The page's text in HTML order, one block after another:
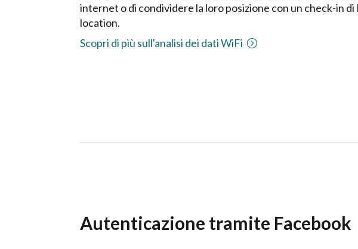
internet o di condividere la loro posizione con un check-in
location.
Scopri di più sull'analisi dei dati WiFi
Autenticazione tramite Facebook